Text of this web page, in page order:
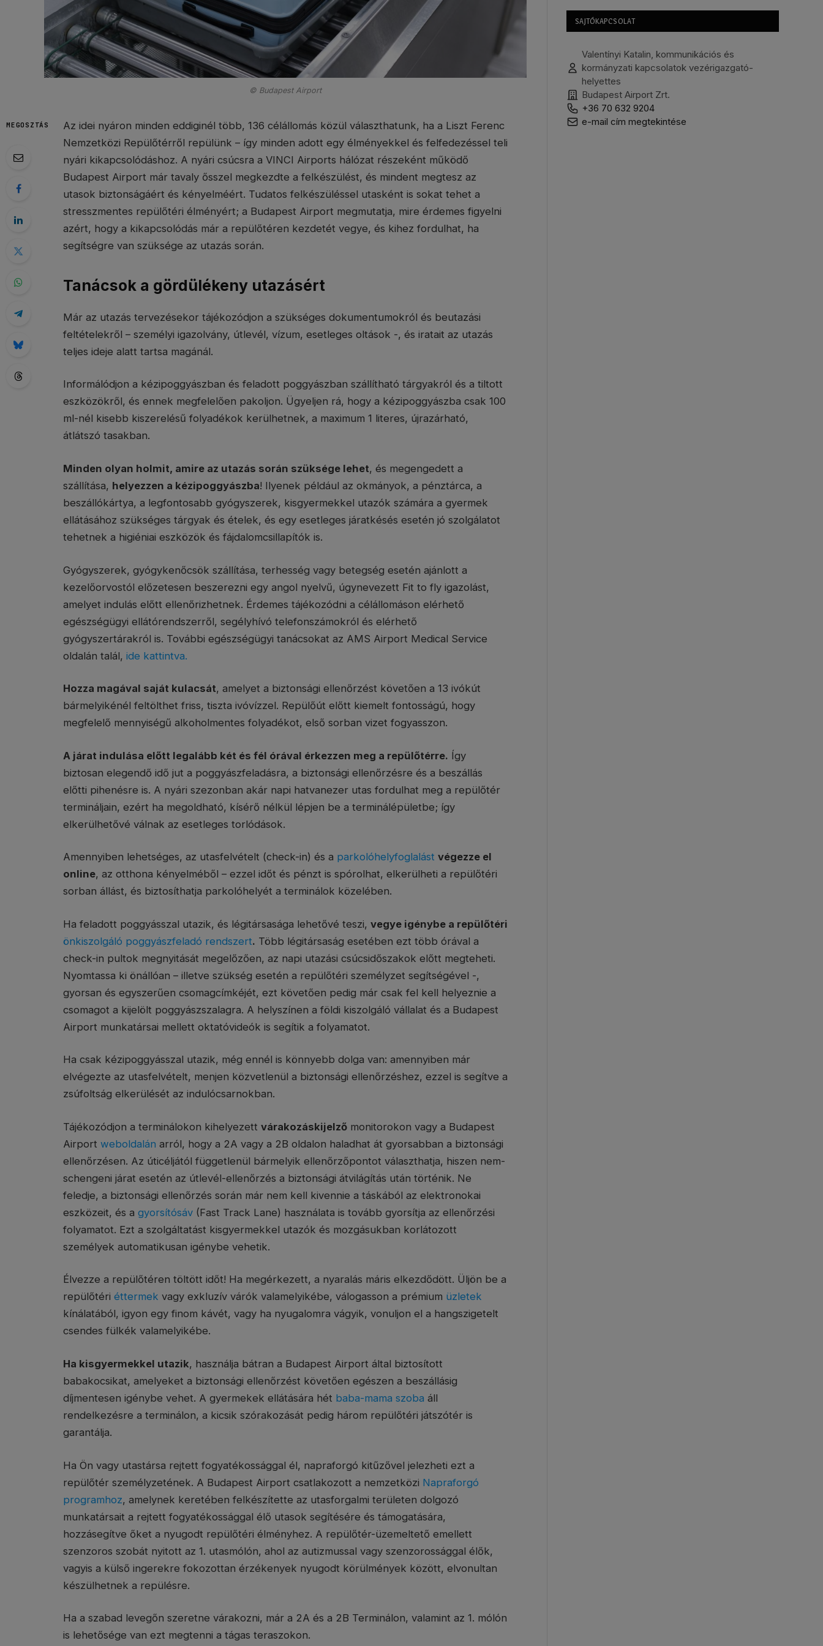
© Budapest Airport
MEGOSZTÁS
Az idei nyáron minden eddiginél több, 136 célállomás közül választhatunk, ha a Liszt Ferenc
Nemzetközi Repülőtérről repülünk – így minden adott egy élményekkel és felfedezéssel teli
nyári kikapcsolódáshoz. A nyári csúcsra a VINCI Airports hálózat részeként működő
Budapest Airport már tavaly ősszel megkezdte a felkészülést, és mindent megtesz az
utasok biztonságáért és kényelméért. Tudatos felkészüléssel utasként is sokat tehet a
stresszmentes repülőtéri élményért; a Budapest Airport megmutatja, mire érdemes figyelni
azért, hogy a kikapcsolódás már a repülőtéren kezdetét vegye, és kihez fordulhat, ha
segítségre van szüksége az utazás során.
Tanácsok a gördülékeny utazásért
Már az utazás tervezésekor tájékozódjon a szükséges dokumentumokról és beutazási
feltételekről – személyi igazolvány, útlevél, vízum, esetleges oltások -, és iratait az utazás
teljes ideje alatt tartsa magánál.
Informálódjon a kézipoggyászban és feladott poggyászban szállítható tárgyakról és a tiltott
eszközökről, és ennek megfelelően pakoljon. Ügyeljen rá, hogy a kézipoggyászba csak 100
ml-nél kisebb kiszerelésű folyadékok kerülhetnek, a maximum 1 literes, újrazárható,
átlátszó tasakban.
Minden olyan holmit, amire az utazás során szüksége lehet, és megengedett a
szállítása, helyezzen a kézipoggyászba! Ilyenek például az okmányok, a pénztárca, a
beszállókártya, a legfontosabb gyógyszerek, kisgyermekkel utazók számára a gyermek
ellátásához szükséges tárgyak és ételek, és egy esetleges járatkésés esetén jó szolgálatot
tehetnek a higiéniai eszközök és fájdalomcsillapítók is.
Gyógyszerek, gyógykenőcsök szállítása, terhesség vagy betegség esetén ajánlott a
kezelőorvostól előzetesen beszerezni egy angol nyelvű, úgynevezett Fit to fly igazolást,
amelyet indulás előtt ellenőrizhetnek. Érdemes tájékozódni a célállomáson elérhető
egészségügyi ellátórendszerről, segélyhívó telefonszámokról és elérhető
gyógyszertárakról is. További egészségügyi tanácsokat az AMS Airport Medical Service
oldalán talál, ide kattintva.
Hozza magával saját kulacsát, amelyet a biztonsági ellenőrzést követően a 13 ivókút
bármelyikénél feltölthet friss, tiszta ivóvízzel. Repülőút előtt kiemelt fontosságú, hogy
megfelelő mennyiségű alkoholmentes folyadékot, első sorban vizet fogyasszon.
A járat indulása előtt legalább két és fél órával érkezzen meg a repülőtérre. Így
biztosan elegendő idő jut a poggyászfeladásra, a biztonsági ellenőrzésre és a beszállás
előtti pihenésre is. A nyári szezonban akár napi hatvanezer utas fordulhat meg a repülőtér
termináljain, ezért ha megoldható, kísérő nélkül lépjen be a terminálépületbe; így
elkerülhetővé válnak az esetleges torlódások.
Amennyiben lehetséges, az utasfelvételt (check-in) és a parkolóhelyfoglalást végezze el
online, az otthona kényelméből – ezzel időt és pénzt is spórolhat, elkerülheti a repülőtéri
sorban állást, és biztosíthatja parkolóhelyét a terminálok közelében.
Ha feladott poggyásszal utazik, és légitársasága lehetővé teszi, vegye igénybe a repülőtéri
önkiszolgáló poggyászfeladó rendszert. Több légitársaság esetében ezt több órával a
check-in pultok megnyitását megelőzően, az napi utazási csúcsidőszakok előtt megteheti.
Nyomtassa ki önállóan – illetve szükség esetén a repülőtéri személyzet segítségével -,
gyorsan és egyszerűen csomagcímkéjét, ezt követően pedig már csak fel kell helyeznie a
csomagot a kijelölt poggyászszalagra. A helyszínen a földi kiszolgáló vállalat és a Budapest
Airport munkatársai mellett oktatóvideók is segítik a folyamatot.
Ha csak kézipoggyásszal utazik, még ennél is könnyebb dolga van: amennyiben már
elvégezte az utasfelvételt, menjen közvetlenül a biztonsági ellenőrzéshez, ezzel is segítve a
zsúfoltság elkerülését az indulócsarnokban.
Tájékozódjon a terminálokon kihelyezett várakozáskijelző monitorokon vagy a Budapest
Airport weboldalán arról, hogy a 2A vagy a 2B oldalon haladhat át gyorsabban a biztonsági
ellenőrzésen. Az úticéljától függetlenül bármelyik ellenőrzőpontot választhatja, hiszen nem-
schengeni járat esetén az útlevél-ellenőrzés a biztonsági átvilágítás után történik. Ne
feledje, a biztonsági ellenőrzés során már nem kell kivennie a táskából az elektronokai
eszközeit, és a gyorsítósáv (Fast Track Lane) használata is tovább gyorsítja az ellenőrzési
folyamatot. Ezt a szolgáltatást kisgyermekkel utazók és mozgásukban korlátozott
személyek automatikusan igénybe vehetik.
Élvezze a repülőtéren töltött időt! Ha megérkezett, a nyaralás máris elkezdődött. Üljön be a
repülőtéri éttermek vagy exkluzív várók valamelyikébe, válogasson a prémium üzletek
kínálatából, igyon egy finom kávét, vagy ha nyugalomra vágyik, vonuljon el a hangszigetelt
csendes fülkék valamelyikébe.
Ha kisgyermekkel utazik, használja bátran a Budapest Airport által biztosított
babakocsikat, amelyeket a biztonsági ellenőrzést követően egészen a beszállásig
díjmentesen igénybe vehet. A gyermekek ellátására hét baba-mama szoba áll
rendelkezésre a terminálon, a kicsik szórakozását pedig három repülőtéri játszótér is
garantálja.
Ha Ön vagy utastársa rejtett fogyatékossággal él, napraforgó kitűzővel jelezheti ezt a
repülőtér személyzetének. A Budapest Airport csatlakozott a nemzetközi Napraforgó
programhoz, amelynek keretében felkészítette az utasforgalmi területen dolgozó
munkatársait a rejtett fogyatékossággal élő utasok segítésére és támogatására,
hozzásegítve őket a nyugodt repülőtéri élményhez. A repülőtér-üzemeltető emellett
szenzoros szobát nyitott az 1. utasmólón, ahol az autizmussal vagy szenzorossággal élők,
vagyis a külső ingerekre fokozottan érzékenyek nyugodt körülmények között, elvonultan
készülhetnek a repülésre.
Ha a szabad levegőn szeretne várakozni, már a 2A és a 2B Terminálon, valamint az 1. mólón
is lehetősége van ezt megtenni a tágas teraszokon.
SAJTÓKAPCSOLAT
Valentínyi Katalin, kommunikációs és
kormányzati kapcsolatok vezérigazgató-
helyettes
Budapest Airport Zrt.
+36 70 632 9204
e-mail cím megtekintése